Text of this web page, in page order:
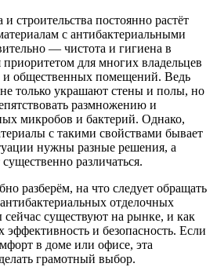
строительства постоянно растёт
с антибактериальными
— чистота и гигиена в
для многих владельцев
и общественных помещений. Ведь
только украшают стены и полы, но
размножению и
микробов и бактерий. Однако,
с такими свойствами бывает
нужны разные решения, а
различаться.
разберём, на что следует обращать
отделочных
сейчас существуют на рынке, и как
эффективность и безопасность. Если
в доме или офисе, эта
грамотный выбор.